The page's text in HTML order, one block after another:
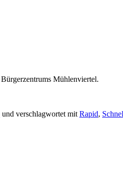
Mühlenviertel.
und verschlagwortet mit Rapid,